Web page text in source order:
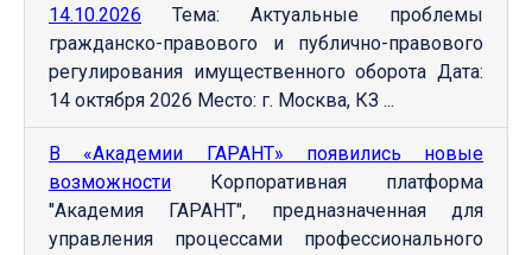
14.10.2026 Тема: Актуальные проблемы
гражданско-правового и публично-правового
регулирования имущественного оборота Дата:
14 октября 2026 Место: г. Москва, КЗ ...
В «Академии ГАРАНТ» появились новые
возможности Корпоративная платформа
"Академия ГАРАНТ", предназначенная для
управления процессами профессионального